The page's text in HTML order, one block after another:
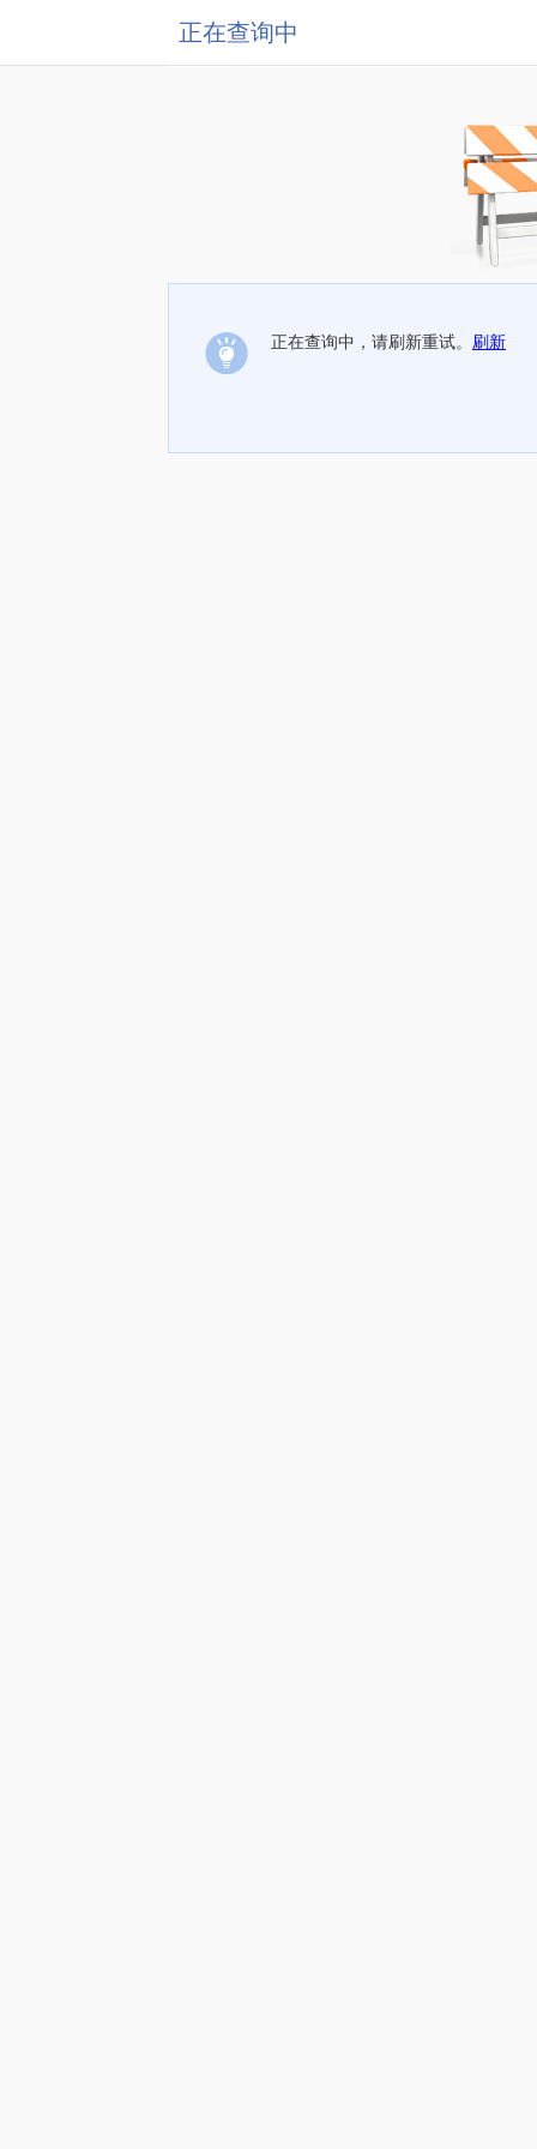
正在查询中
正在查询中，请刷新重试。 刷新